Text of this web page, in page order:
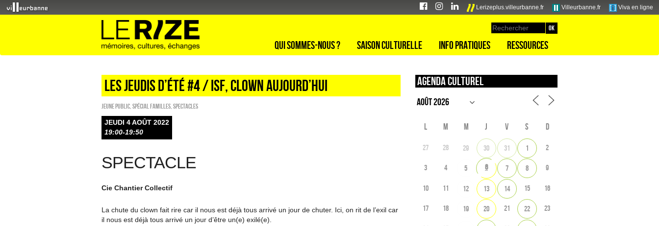
Lerizeplus.villeurbanne.fr Villeurbanne.fr Viva en ligne
Qui sommes-nous ? Saison culturelle Info pratiques Ressources
LES JEUDIS D’ÉTÉ #4 / ISF, CLOWN AUJOURD’HUI
Jeune public Spécial familles SPECTACLES
JEUDI 4 AOÛT 2022
19:00-19:50
SPECTACLE
Cie Chantier Collectif
La chute du clown fait rire car il nous est déjà tous arrivé un jour de chuter. Ici, on rit de l’exil car
il nous est déjà tous arrivé un jour d’être un(e) exilé(e).
Agenda culturel
L M M J V S D
27 28 29 30 31 1 2
3 4 5 6 7 8 9
10 11 12 13 14 15 16
17 18 19 20 21 22 23